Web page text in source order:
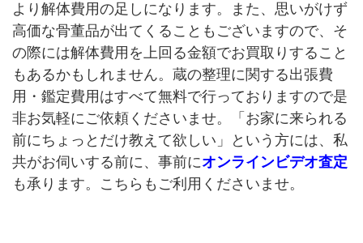
より解体費用の足しになります。また、思いがけず
高価な骨董品が出てくることもございますので、そ
の際には解体費用を上回る金額でお買取りすること
もあるかもしれません。蔵の整理に関する出張費
用・鑑定費用はすべて無料で行っておりますので是
非お気軽にご依頼くださいませ。「お家に来られる
前にちょっとだけ教えて欲しい」という方には、私
共がお伺いする前に、事前にオンラインビデオ査定
も承ります。こちらもご利用くださいませ。